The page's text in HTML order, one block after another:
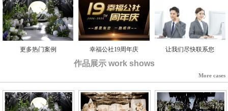
更多热门案例 幸福公社19周年庆 让我们尽快联系您
作品展示 work shows
More cases